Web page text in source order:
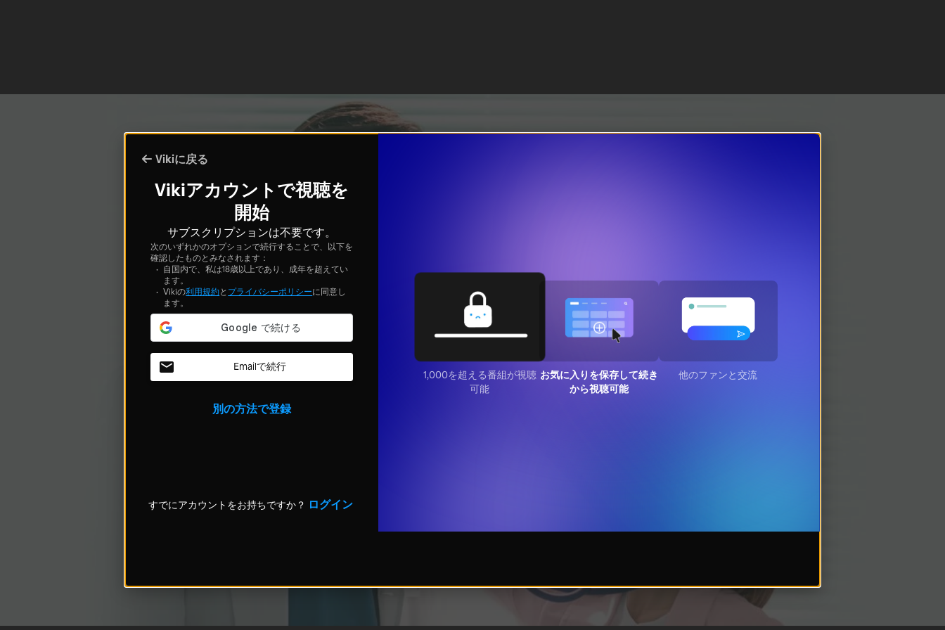
Vikiに戻る
Vikiアカウントで視聴を
開始
サブスクリプションは不要です。
次のいずれかのオプションで続行することで、以下を
確認したものとみなされます：
自国内で、私は18歳以上であり、成年を超えてい
ます。
Vikiの利用規約と プライバシーポリシーに同意し
ます。
Emailで続行
別の方法で登録
すでにアカウントをお持ちですか？ ログイン
1,000を超える番組が視聴
可能
お気に入りを保存して続き
から視聴可能
他のファンと交流